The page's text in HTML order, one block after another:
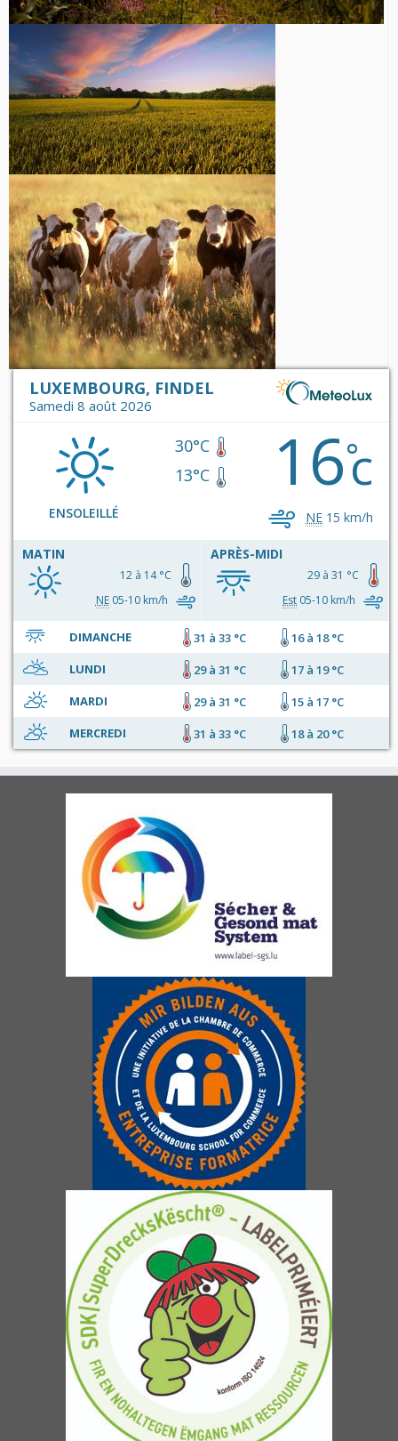
LUXEMBOURG, FINDEL
Samedi 8 août 2026
ENSOLEILLÉ
30°C
13°C
16°c
NE 15 km/h
MATIN
12 à 14 °C
NE05-10 km/h
APRÈS-MIDI
29 à 31 °C
Est 05-10 km/h
DIMANCHE 31 à 33 °C
16 à 18 °C
LUNDI
29 à 31 °C
17 à 19 °C
MARDI
29 à 31 °C
15 à 17 °C
MERCREDI
31 à 33 °C 18 à 20 °C